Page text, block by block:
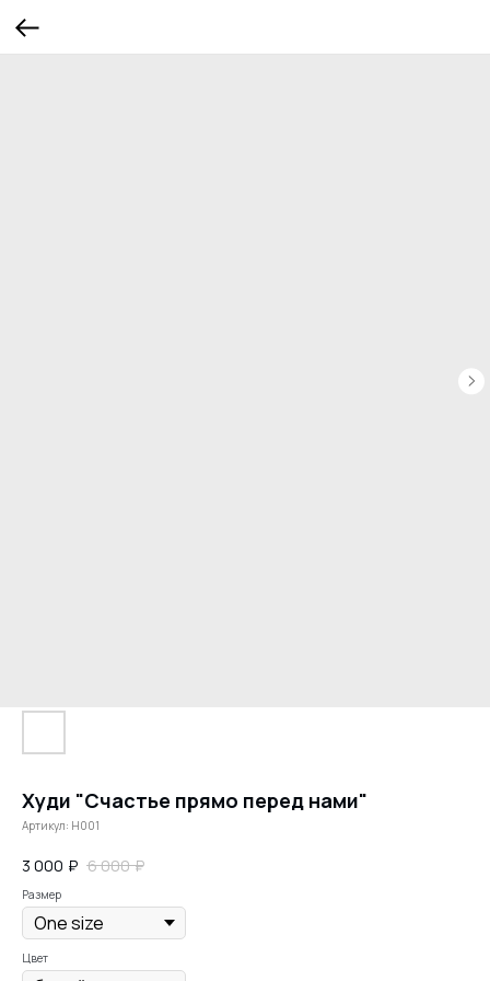
Худи "Счастье прямо перед нами"
Артикул: H001
3 000 ₽ 6 000 ₽
Размер
Цвет